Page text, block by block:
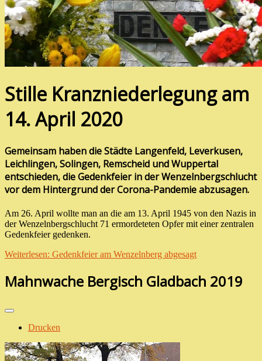
Stille Kranzniederlegung am
14. April 2020
Gemeinsam haben die Städte Langenfeld, Leverkusen,
Leichlingen, Solingen, Remscheid und Wuppertal
entschieden, die Gedenkfeier in der Wenzelnbergschlucht
vor dem Hintergrund der Corona-Pandemie abzusagen.
Am 26. April wollte man an die am 13. April 1945 von den Nazis in
der Wenzelnbergschlucht 71 ermordeteten Opfer mit einer zentralen
Gedenkfeier gedenken.
Weiterlesen: Gedenkfeier am Wenzelnberg abgesagt
Mahnwache Bergisch Gladbach 2019
Drucken